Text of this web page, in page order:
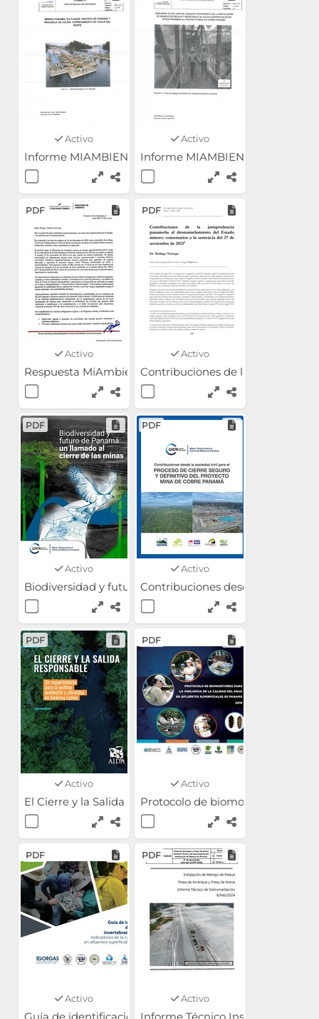
Activo
Informe MIAMBIENTE Calidad LCA-D-003-2025
Activo
Informe MIAMBIENTE Calidad
PDF
Activo
Respuesta MiAmbiente - 23 de diciembre de 2024
PDF
Activo
Contribuciones de la
PDF
Activo
Biodiversidad y futuro de Panamá: un llamado al
PDF
Activo
Contribuciones desde la
PDF
Activo
El Cierre y la Salida Responsable: Un requerimiento
PDF
Activo
Protocolo de biomonitoreo para
PDF
Activo
PDF
Activo